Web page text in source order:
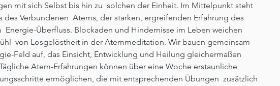
mit sich Selbst bis hin zu  solchen der Einheit. Im Mittelpunkt steht
des Verbundenen  Atems, der starken, ergreifenden Erfahrung des
Energie-Überfluss. Blockaden und Hindernisse im Leben weichen
von Losgelöstheit in der Atemmeditation. Wir bauen gemeinsam
Feld auf, das Einsicht, Entwicklung und Heilung gleichermaßen
Atem-Erfahrungen können über eine Woche erstaunliche
ermöglichen, die mit entsprechenden Übungen  zusätzlich